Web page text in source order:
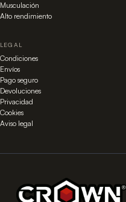
Musculación
Alto rendimiento
LEGAL
Condiciones
Envíos
Pago seguro
Devoluciones
Privacidad
Cookies
Aviso legal